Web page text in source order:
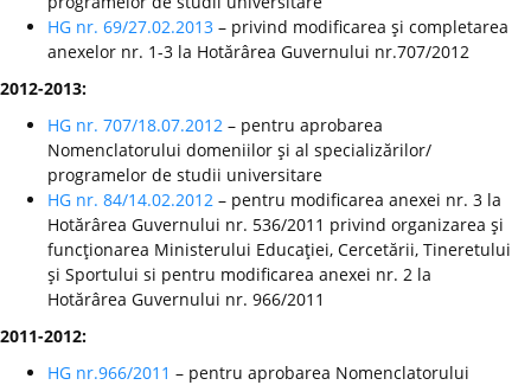
HG nr. 69/27.02.2013 – privind modificarea şi completarea
anexelor nr. 1-3 la Hotărârea Guvernului nr.707/2012
2012-2013:
HG nr. 707/18.07.2012 – pentru aprobarea
Nomenclatorului domeniilor şi al specializărilor/
programelor de studii universitare
HG nr. 84/14.02.2012 – pentru modificarea anexei nr. 3 la
Hotărârea Guvernului nr. 536/2011 privind organizarea şi
funcţionarea Ministerului Educaţiei, Cercetării, Tineretului
şi Sportului si pentru modificarea anexei nr. 2 la
Hotărârea Guvernului nr. 966/2011
2011-2012:
HG nr.966/2011 – pentru aprobarea Nomenclatorului